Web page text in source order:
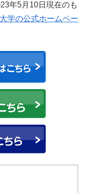
年5月10日現在のも
学の公式ホームペー